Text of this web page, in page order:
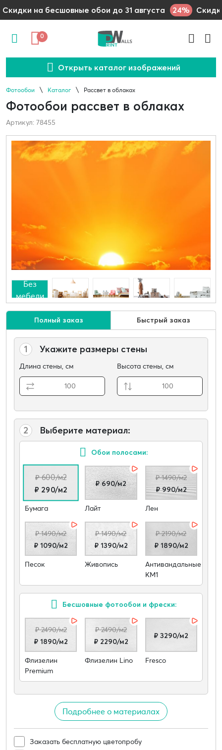
Скидки на бесшовные обои до 31 августа 24%
0
Открыть каталог изображений
Фотообои Каталог Рассвет в облаках
Фотообои рассвет в облаках
Артикул: 78455
Без
мебели
Полный заказ Быстрый заказ
1 Укажите размеры стены
Длина стены, см Высота стены, см
2 Выберите материал:
Обои полосами:
₽ 600/м2
₽ 290/м2
Бумага
₽ 690/м2
Лайт
₽ 1490/м2
₽ 990/м2
Лен
₽ 1490/м2
₽ 1090/м2
Песок
₽ 1490/м2
₽ 1390/м2
Живопись
₽ 2190/м2
₽ 1890/м2
Антивандальные
КМ1
Бесшовные фотообои и фрески:
₽ 2490/м2
₽ 1890/м2
Флизелин
Premium
₽ 2490/м2
₽ 2290/м2
Флизелин Lino
₽ 3290/м2
Fresco
Подробнее о материалах
Заказать бесплатную цветопробу